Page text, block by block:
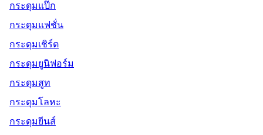
กระดุมแป๊ก
กระดุมแฟชั่น
กระดุมเชิร์ต
กระดุมยูนิฟอร์ม
กระดุมสูท
กระดุมโลหะ
กระดุมยีนส์